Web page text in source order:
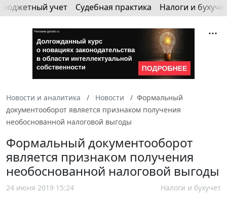
Бюджетный учет Судебная практика Налоги и
Новости и аналитика Новости
Формальный
документооборот является признаком получения
необоснованной налоговой выгоды
Формальный документооборот
является признаком получения
необоснованной налоговой выгоды
24 июня 2019 15:24 Налоги и бухучет